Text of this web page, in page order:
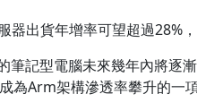
器出貨年增率可望超過28%
記型電腦未來幾年內將逐
為Arm架構滲透率攀升的一項